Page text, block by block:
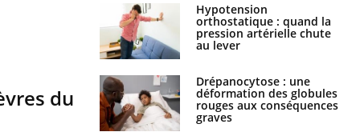
du
Hypotension
orthostatique : quand la
pression artérielle chute
au lever
Drépanocytose : une
déformation des globules
rouges aux conséquences
graves